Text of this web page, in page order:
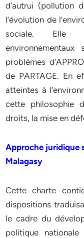
d’autrui (pollution
l’évolution de
sociale. Elle
problèmes
de PARTAGE. En
atteintes à
cette philosophie
droits, la mise en
Approche juridique
Malagasy
Cette charte
dispositions
le cadre du
politique